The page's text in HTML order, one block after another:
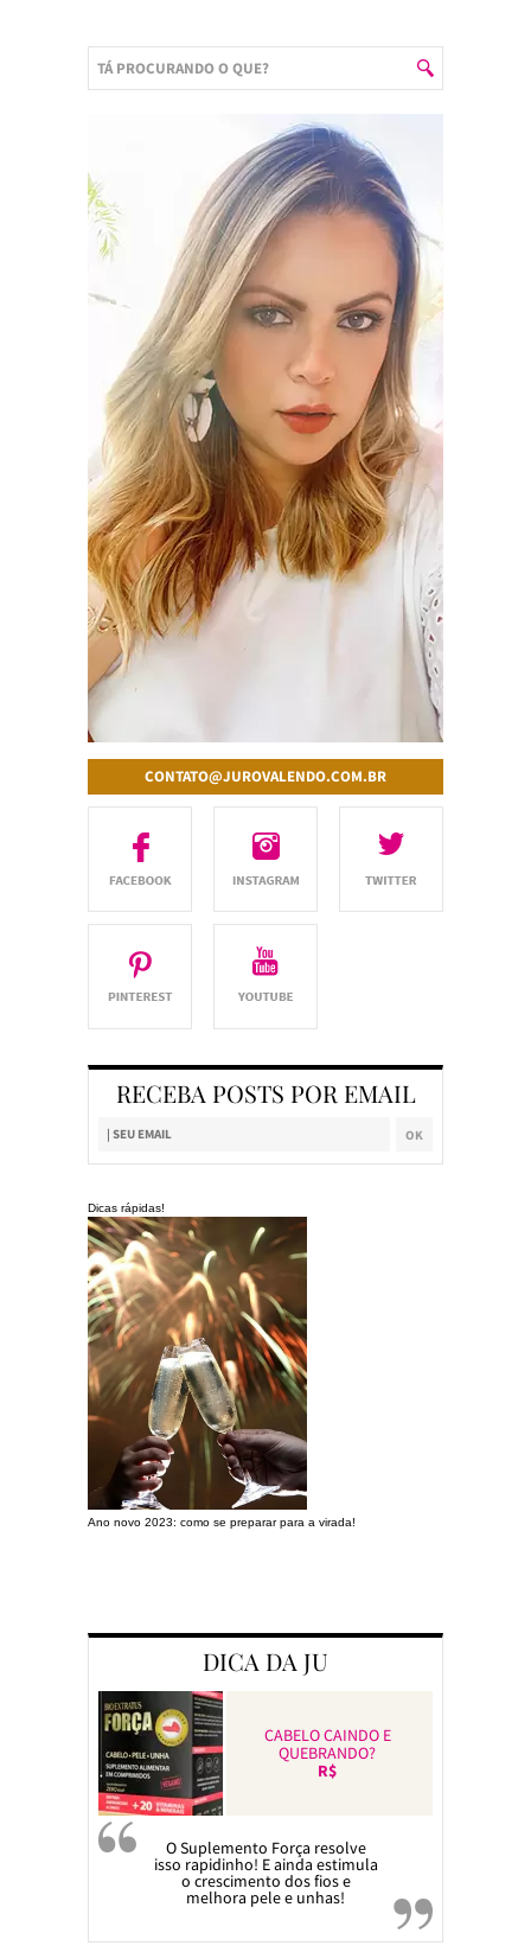
CONTATO@JUROVALENDO.COM.BR
RECEBA POSTS POR EMAIL
Dicas rápidas!
Ano novo 2023: como se preparar para a virada!
DICA DA JU
CABELO CAINDO E
QUEBRANDO?
R$
O Suplemento Força resolve
isso rapidinho! E ainda estimula
o crescimento dos fios e
melhora pele e unhas!